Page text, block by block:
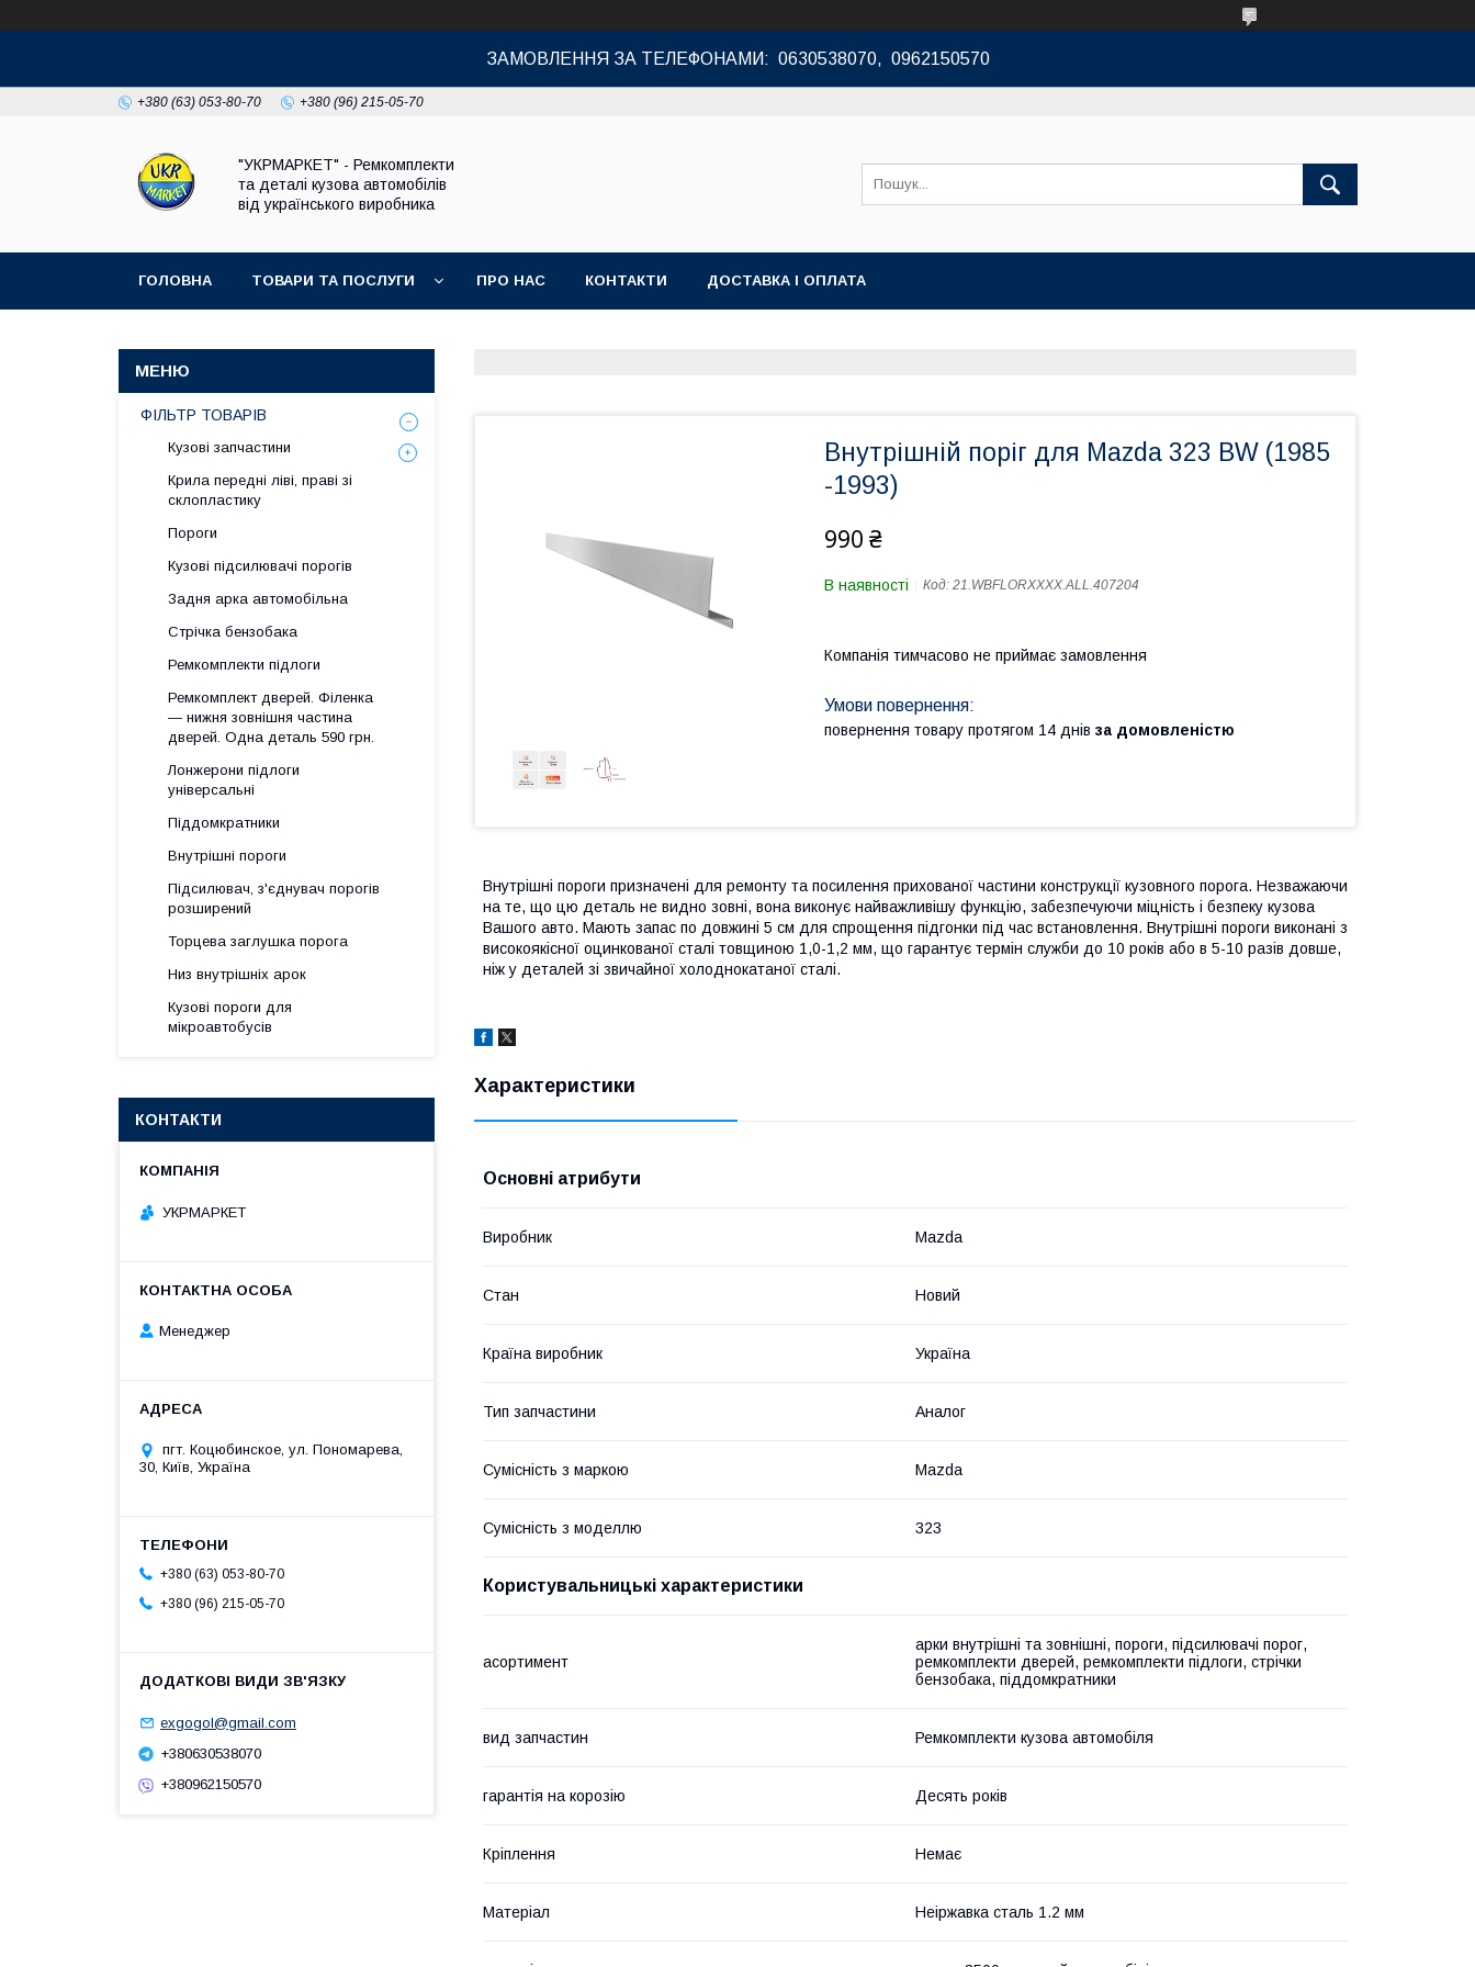
ЗАМОВЛЕННЯ ЗА ТЕЛЕФОНАМИ: 0630538070, 0962150570
+380 (63) 053-80-70 +380 (96) 215-05-70
"УКРМАРКЕТ" - Ремкомплекти
та деталі кузова автомобілів
від українського виробника
ГОЛОВНА ТОВАРИ ТА ПОСЛУГИ ПРО НАС КОНТАКТИ ДОСТАВКА І ОПЛАТА
Внутрішній поріг для Mazda 323 BW (1985
-1993)
990 ₴
В наявності Код: 21.WBFLORXXXX.ALL.407204
Компанія тимчасово не приймає замовлення
повернення товару протягом 14 днів за домовленістю
Внутрішні пороги призначені для ремонту та посилення прихованої частини конструкції кузовного порога. Незважаючи
на те, що цю деталь не видно зовні, вона виконує найважливішу функцію, забезпечуючи міцність і безпеку кузова
Вашого авто. Мають запас по довжині 5 см для спрощення підгонки під час встановлення. Внутрішні пороги виконані з
високоякісної оцинкованої сталі товщиною 1,0-1,2 мм, що гарантує термін служби до 10 років або в 5-10 разів довше,
ніж у деталей зі звичайної холоднокатаної сталі.
Характеристики
Основні атрибути
Виробник Mazda
Стан Новий
Країна виробник Україна
Тип запчастини Аналог
Сумісність з маркою Mazda
Сумісність з моделлю 323
Користувальницькі характеристики
асортимент
арки внутрішні та зовнішні, пороги, підсилювачі порог,
ремкомплекти дверей, ремкомплекти підлоги, стрічки
бензобака, піддомкратники
вид запчастин Ремкомплекти кузова автомобіля
гарантія на корозію Десять років
Кріплення Немає
Матеріал Неіржавка сталь 1.2 мм
ФІЛЬТР ТОВАРІВ
Кузові запчастини
Крила передні ліві, праві зі
склопластику
Пороги
Кузові підсилювачі порогів
Задня арка автомобільна
Стрічка бензобака
Ремкомплекти підлоги
Ремкомплект дверей. Філенка
— нижня зовнішня частина
дверей. Одна деталь 590 грн.
Лонжерони підлоги
універсальні
Піддомкратники
Внутрішні пороги
Підсилювач, з'єднувач порогів
розширений
Торцева заглушка порога
Низ внутрішніх арок
Кузові пороги для
мікроавтобусів
КОНТАКТИ
УКРМАРКЕТ
Менеджер
пгт. Коцюбинское, ул. Пономарева,
30, Київ, Україна
+380 (63) 053-80-70
+380 (96) 215-05-70
exgogol@gmail.com
+380630538070
+380962150570